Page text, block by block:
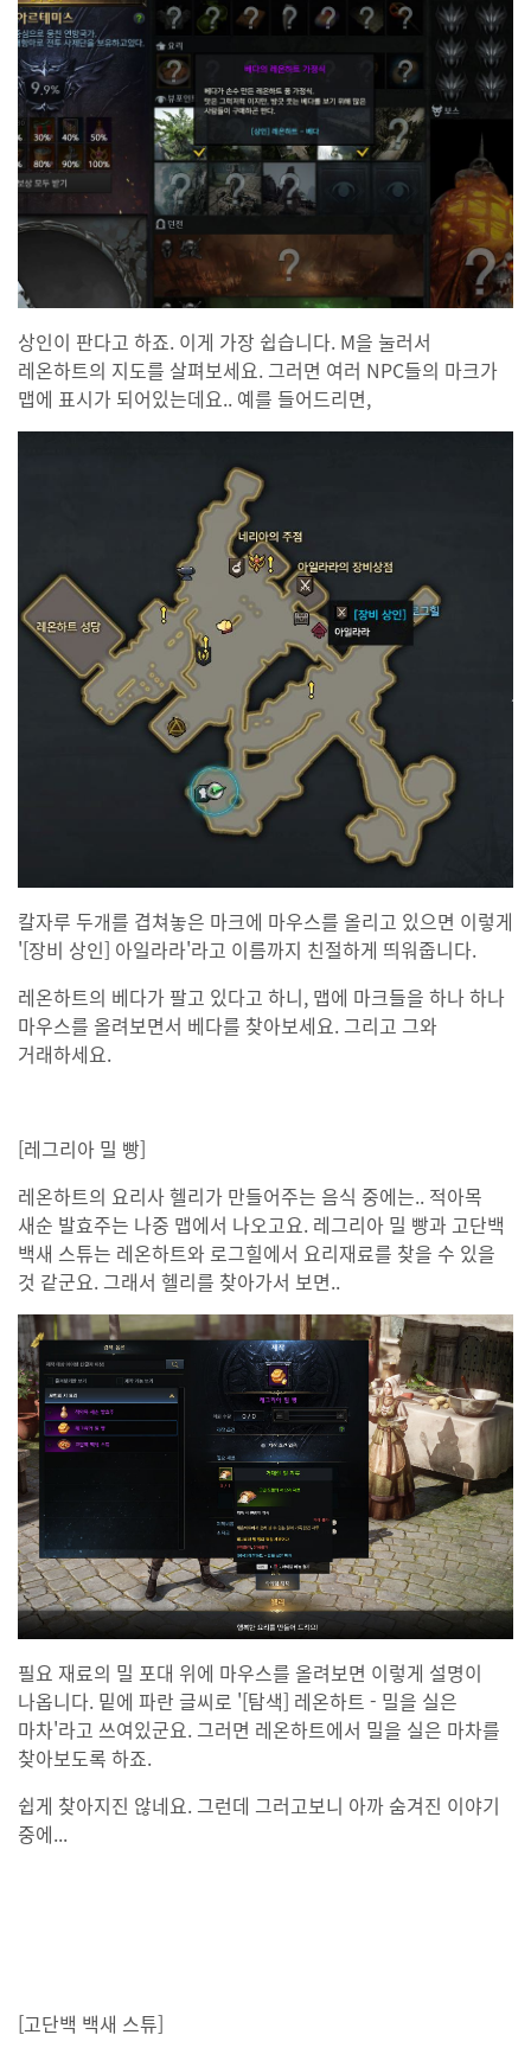
상인이 판다고 하죠. 이게 가장 쉽습니다. M을 눌러서
레온하트의 지도를 살펴보세요. 그러면 여러 NPC들의 마크가
맵에 표시가 되어있는데요.. 예를 들어드리면,
칼자루 두개를 겹쳐놓은 마크에 마우스를 올리고 있으면 이렇게
'[장비 상인] 아일라라'라고 이름까지 친절하게 띄워줍니다.
레온하트의 베다가 팔고 있다고 하니, 맵에 마크들을 하나 하나
마우스를 올려보면서 베다를 찾아보세요. 그리고 그와
거래하세요.
[레그리아 밀 빵]
레온하트의 요리사 헬리가 만들어주는 음식 중에는.. 적아목
새순 발효주는 나중 맵에서 나오고요. 레그리아 밀 빵과 고단백
백새 스튜는 레온하트와 로그힐에서 요리재료를 찾을 수 있을
것 같군요. 그래서 헬리를 찾아가서 보면..
필요 재료의 밀 포대 위에 마우스를 올려보면 이렇게 설명이
나옵니다. 밑에 파란 글씨로 '[탐색] 레온하트 - 밀을 실은
마차'라고 쓰여있군요. 그러면 레온하트에서 밀을 실은 마차를
찾아보도록 하죠.
쉽게 찾아지진 않네요. 그런데 그러고보니 아까 숨겨진 이야기
중에...
[고단백 백새 스튜]